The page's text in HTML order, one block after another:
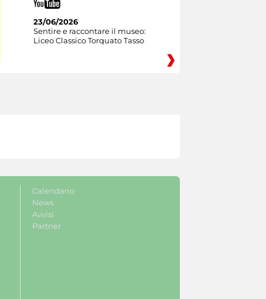
23/06/2026
Sentire e raccontare il museo:
Liceo Classico Torquato Tasso
Calendario
News
Avvisi
Partner